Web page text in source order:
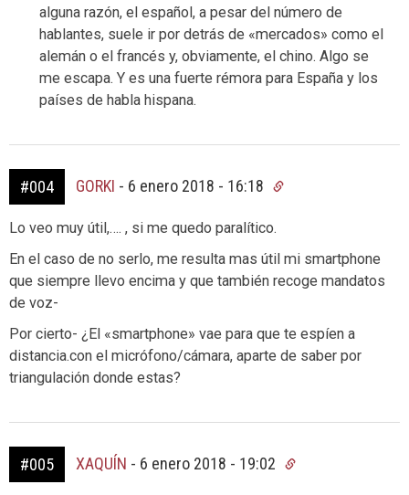
alguna razón, el español, a pesar del número de
hablantes, suele ir por detrás de «mercados» como el
alemán o el francés y, obviamente, el chino. Algo se
me escapa. Y es una fuerte rémora para España y los
países de habla hispana.
#004 GORKI - 6 enero 2018 - 16:18
Lo veo muy útil,…. , si me quedo paralítico.
En el caso de no serlo, me resulta mas útil mi smartphone
que siempre llevo encima y que también recoge mandatos
de voz-
Por cierto- ¿El «smartphone» vae para que te espíen a
distancia.con el micrófono/cámara, aparte de saber por
triangulación donde estas?
#005 XAQUÍN - 6 enero 2018 - 19:02